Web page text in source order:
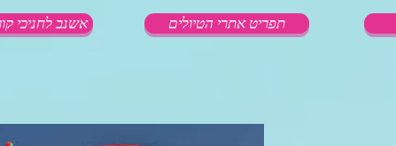
אשנב לחניכי תפריט אתרי הטיולים